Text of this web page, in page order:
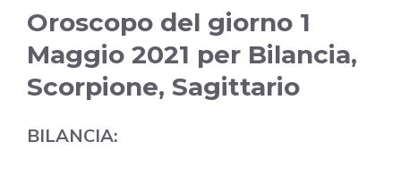
Oroscopo del giorno 1
Maggio 2021 per Bilancia,
Scorpione, Sagittario
BILANCIA: